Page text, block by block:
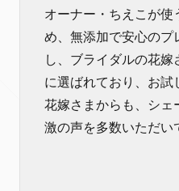
オーナー・ちえこが使
め、無添加で安心のプ
し、ブライダルの花
に選ばれており、お試
花嫁さまからも、シェ
激の声を多数いただい